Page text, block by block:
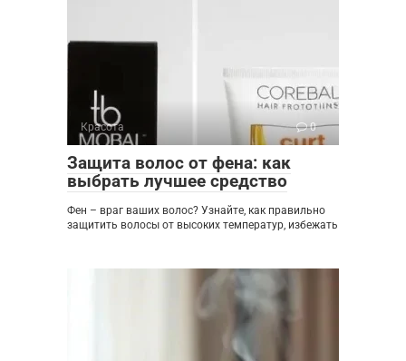
Красота 0
Защита волос от фена: как
выбрать лучшее средство
Фен – враг ваших волос? Узнайте, как правильно
защитить волосы от высоких температур, избежать